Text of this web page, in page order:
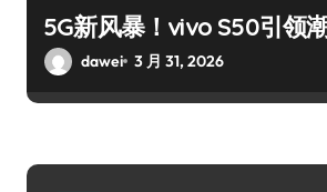
5G新风暴！vivo S50引领
dawei 3 月 31, 2026